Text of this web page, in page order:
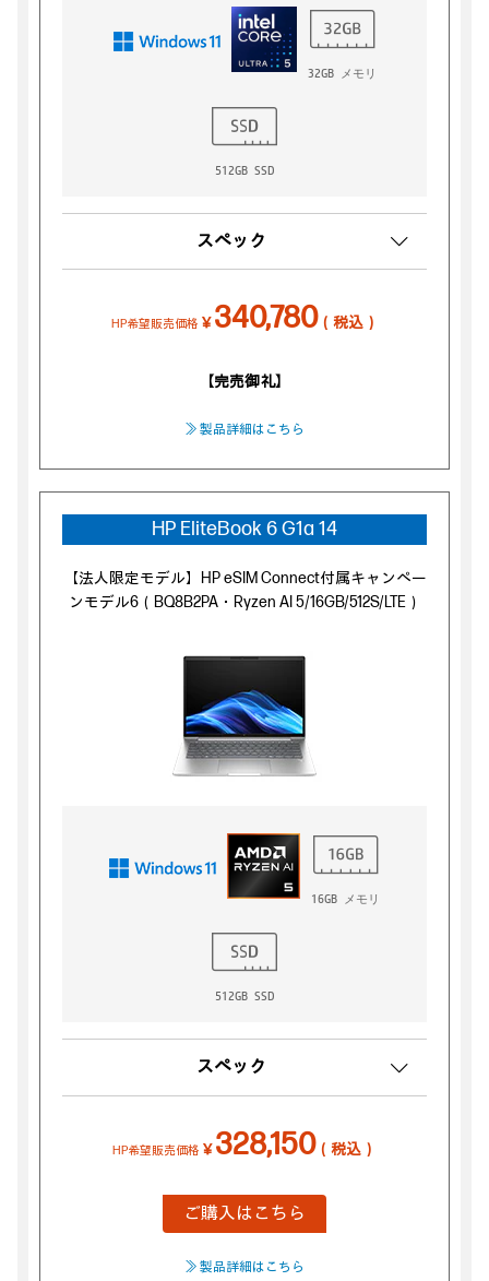
32GB メモリ
512GB SSD
スペック
HP希望販売価格 ￥340,780（税込）
【完売御礼】
≫ 製品詳細はこちら
HP EliteBook 6 G1a 14
【法人限定モデル】HP eSIM Connect付属キャンペー
ンモデル6（BQ8B2PA・Ryzen AI 5/16GB/512S/LTE）
16GB メモリ
512GB SSD
スペック
HP希望販売価格 ￥328,150（税込）
ご購入はこちら
≫ 製品詳細はこちら